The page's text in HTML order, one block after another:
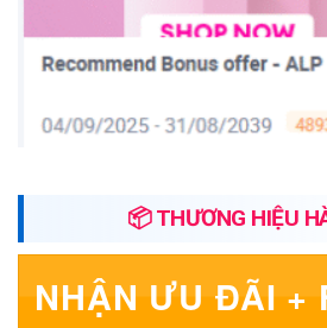
📦 THƯƠNG HIỆU
NHẬN ƯU ĐÃI +